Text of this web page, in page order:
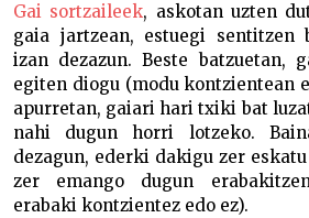
Gai sortzaileek, askotan uzten
gaia jartzean, estuegi sentitzen
izan dezazun. Beste batzuetan,
egiten diogu (modu kontzientean
apurretan, gaiari hari txiki bat
nahi dugun horri lotzeko.
dezagun, ederki dakigu zer
zer emango dugun
erabaki kontzientez edo ez).